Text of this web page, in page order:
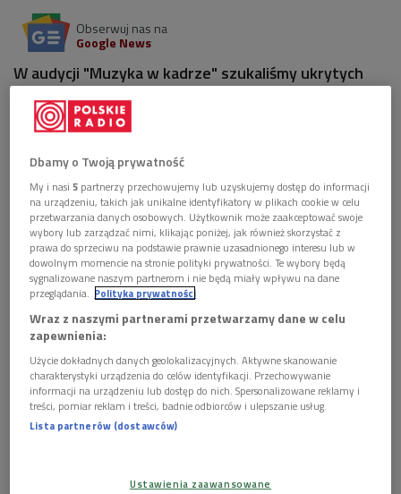
Obserwuj nas na
Google News
W audycji "Muzyka w kadrze" szukaliśmy ukrytych
filmowo-muzycznych niespodzianek, słuchając m.in.
kompozycji Johna Williamsa, Alana Silvestriego czy
Nicholasa Pike’a.
 57'19 
Polowanie na wielkanocne rarytasy w muzyce
filmowej (Muzyka w kadrze/Dwójka)
Dbamy o Twoją prywatność
My i nasi5 partnerzy przechowujemy lub uzyskujemy dostęp do informacji
na urządzeniu, takich jak unikalne identyfikatory w plikach cookie w celu
przetwarzania danych osobowych. Użytkownik może zaakceptować swoje
wybory lub zarządzać nimi, klikając poniżej, jak również skorzystać z
prawa do sprzeciwu na podstawie prawnie uzasadnionego interesu lub w
dowolnym momencie na stronie polityki prywatności. Te wybory będą
sygnalizowane naszym partnerom i nie będą miały wpływu na dane
przeglądania. Polityka prywatności
Wraz z naszymi partnerami przetwarzamy dane w celu
zapewnienia:
Użycie dokładnych danych geolokalizacyjnych. Aktywne skanowanie
charakterystyki urządzenia do celów identyfikacji. Przechowywanie
informacji na urządzeniu lub dostęp do nich. Spersonalizowane reklamy i
treści, pomiar reklam i treści, badnie odbiorców i ulepszanie usług.
Lista partnerów (dostawców)
Ustawienia zaawansowane